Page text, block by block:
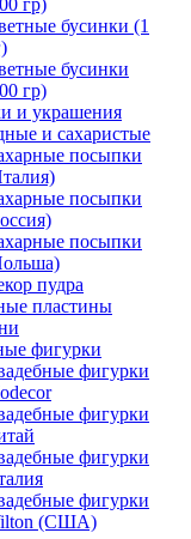
бусинки (1
бусинки
гр)
и украшения
и сахаристые
посыпки
посыпки
посыпки
пудра
пластины
фигурки
фигурки
фигурки
фигурки
фигурки
(США)